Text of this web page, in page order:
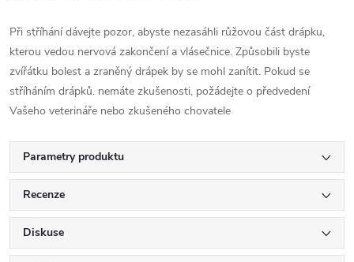
Při stříhání dávejte pozor, abyste nezasáhli růžovou část drápku,
kterou vedou nervová zakončení a vlásečnice. Způsobili byste
zvířátku bolest a zraněný drápek by se mohl zanítit. Pokud se
stříháním drápků. nemáte zkušenosti, požádejte o předvedení
Vašeho veterináře nebo zkušeného chovatele
Parametry produktu
Recenze
Diskuse